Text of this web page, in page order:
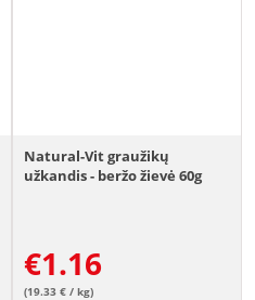
Natural-Vit graužikų
užkandis - beržo žievė 60g
€1.16
(19.33 € / kg)